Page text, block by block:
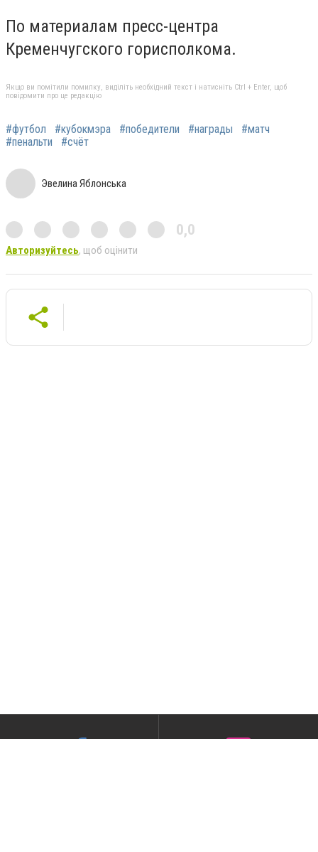
По материалам пресс-центра
Кременчугского горисполкома.
Якщо ви помітили помилку, виділіть необхідний текст і натисніть Ctrl + Enter, щоб
повідомити про це редакцію
#футбол #кубокмэра #победители #награды
#матч
#пенальти
#счёт
Эвелина Яблонська
0,0
Авторизуйтесь, щоб оцінити